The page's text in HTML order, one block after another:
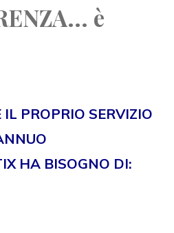
è
PROPRIO SERVIZIO
HA BISOGNO DI: